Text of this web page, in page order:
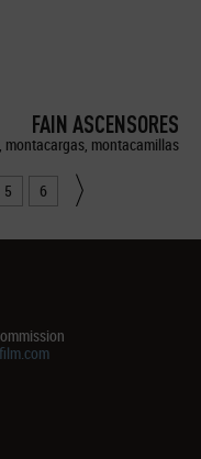
FAIN ASCENSORES
montacargas, montacamillas
5 6